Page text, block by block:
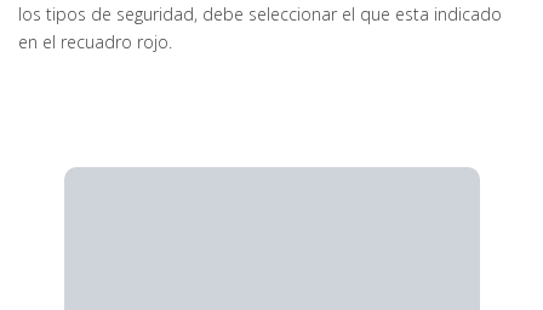
los tipos de seguridad, debe seleccionar el que esta indicado
en el recuadro rojo.